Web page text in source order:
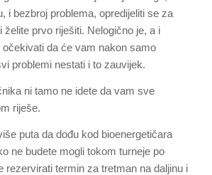
i bezbroj problema, opredijeliti se za
želite prvo riješiti. Nelogično je, a i
da će vam nakon samo
problemi nestati i to zauvijek.
ni tamo ne idete da vam sve
riješe.
puta da dođu kod bioenergetičara
ne budete mogli tokom turneje po
rezervirati termin za tretman na daljinu i